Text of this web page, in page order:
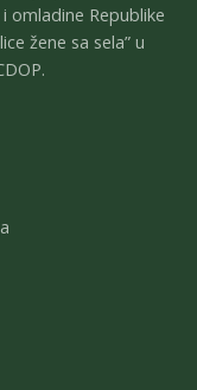
Republike
žene sa sela” u